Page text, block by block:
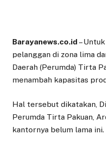
Barayanews.co.id –
pelanggan di zona lima
Daerah (Perumda) Tirta
menambah kapasitas
Hal tersebut dikatakan,
Perumda Tirta Pakuan,
kantornya belum lama ini.